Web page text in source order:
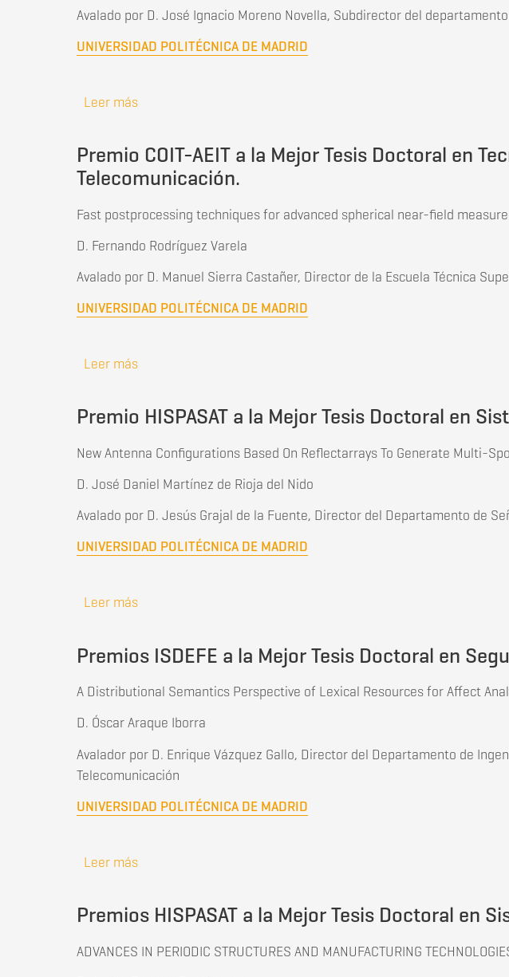
Avalado por D. José Ignacio Moreno Novella, Subdirector del
UNIVERSIDAD POLITÉCNICA DE MADRID
Leer mássobre Premio COIT-AEIT al Mejor Trabajo Fin de Máster en
Premio COIT-AEIT a la Mejor Tesis Doctoral en
Telecomunicación.
Fast postprocessing techniques for advanced spherical near-field
D. Fernando Rodríguez Varela
Avalado por D. Manuel Sierra Castañer, Director de la Escuela Técnica
UNIVERSIDAD POLITÉCNICA DE MADRID
Leer mássobre Premio COIT-AEIT a la Mejor Tesis Doctoral en
Premio HISPASAT a la Mejor Tesis Doctoral en
New Antenna Configurations Based On Reflectarrays To Generate Multi-
D. José Daniel Martínez de Rioja del Nido
Avalado por D. Jesús Grajal de la Fuente, Director del Departamento de
UNIVERSIDAD POLITÉCNICA DE MADRID
Leer mássobre Premio HISPASAT a la Mejor Tesis Doctoral en Sistemas
Premios ISDEFE a la Mejor Tesis Doctoral en
A Distributional Semantics Perspective of Lexical Resources for Affect
D. Óscar Araque Iborra
Avalador por D. Enrique Vázquez Gallo, Director del Departamento de
Telecomunicación
UNIVERSIDAD POLITÉCNICA DE MADRID
Leer mássobre Premios ISDEFE a la Mejor Tesis Doctoral en Seguridad y
Premios HISPASAT a la Mejor Tesis Doctoral en
ADVANCES IN PERIODIC STRUCTURES AND MANUFACTURING